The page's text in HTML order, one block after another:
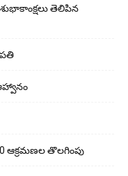
తెలిపిన
ఆక్రమణల తొలగింపు